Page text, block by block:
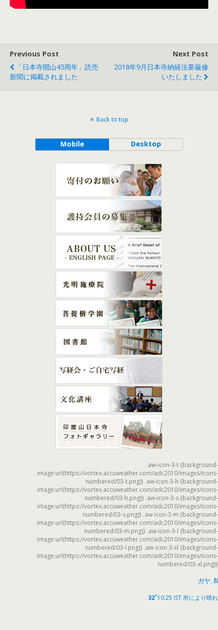
Previous Post
「日本寺開山45周年」読売
新聞に掲載されました
Next Post
2018年9月日本寺納経法要厳修
いたしました
Back to top
Mobile Desktop
.aw-icon-3-t {background-
image:url(https://vortex.accuweather.com/adc2010/images/icons-
numbered/03-t.png)} .aw-icon-3-h {background-
image:url(https://vortex.accuweather.com/adc2010/images/icons-
numbered/03-h.png)} .aw-icon-3-s {background-
image:url(https://vortex.accuweather.com/adc2010/images/icons-
numbered/03-s.png)} .aw-icon-3-m {background-
image:url(https://vortex.accuweather.com/adc2010/images/icons-
numbered/03-m.png)} .aw-icon-3-l {background-
image:url(https://vortex.accuweather.com/adc2010/images/icons-
numbered/03-l.png)} .aw-icon-3-xl {background-
image:url(https://vortex.accuweather.com/adc2010/images/icons-
numbered/03-xl.png)}
ガヤ, IN
32°10:25 IST 所により晴れ